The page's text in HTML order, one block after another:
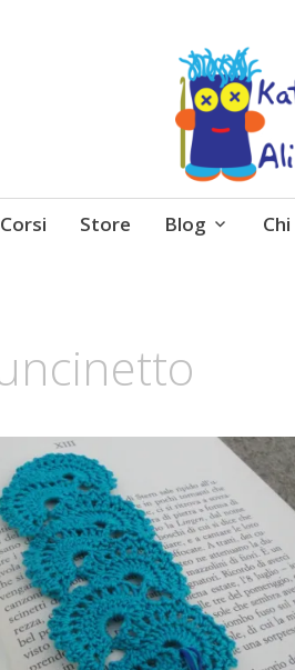
schemi
Corsi Store Blog